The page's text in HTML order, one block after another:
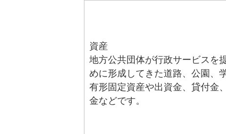
資産
地方公共団体が行政サービスを
めに形成してきた道路、公園、
有形固定資産や出資金、貸付金
金などです。